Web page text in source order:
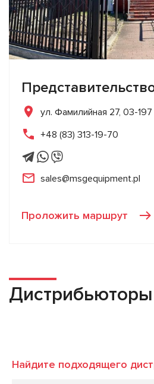
ул. Фамилийная 27, 03-
+48 (83) 313-19-70
sales@msgequipment.pl
Проложить маршрут
Дистрибьюторы
Найдите подходящего